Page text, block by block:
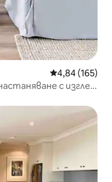
Средна
4,84 (165)